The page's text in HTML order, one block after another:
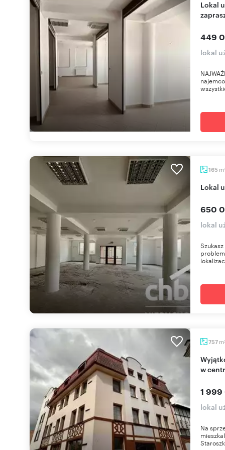
Lokal usługowy 162 m² w centrum Chojnic -
449
lokal
165 m
Lokal
650
lokal
757 m
Wyjątkowa nieruchomość usługowo-mieszkalna
w
1 999
lokal
Na